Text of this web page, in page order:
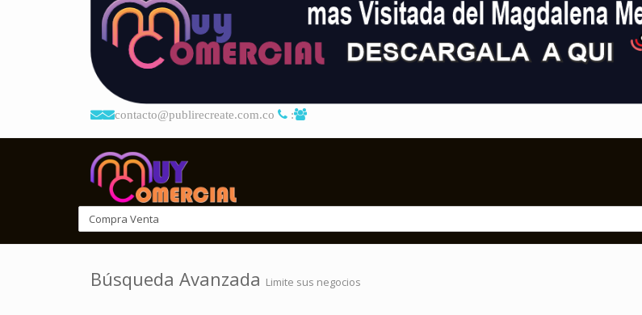
contacto@publirecreate.com.co :
Búsqueda Avanzada Limite sus negocios